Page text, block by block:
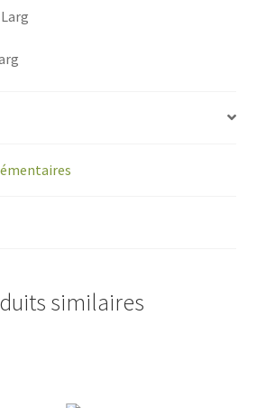
similaires